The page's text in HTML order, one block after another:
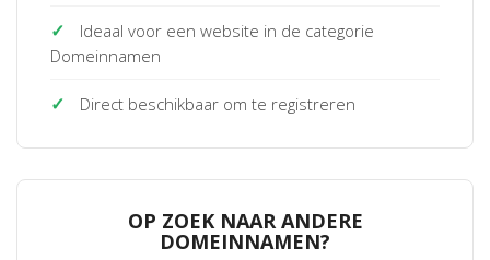
✓
Ideaal voor een website in de categorie
Domeinnamen
✓ Direct beschikbaar om te registreren
OP ZOEK NAAR ANDERE
DOMEINNAMEN?